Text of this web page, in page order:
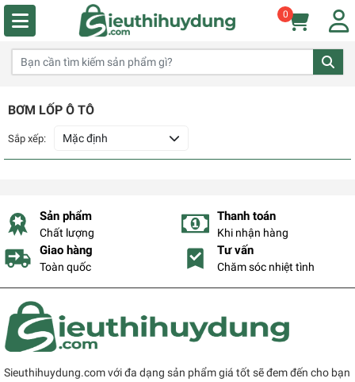
0
BƠM LỐP Ô TÔ
Sắp xếp: Mặc định
Sản phẩm
Chất lượng
Thanh toán
Khi nhận hàng
Giao hàng
Toàn quốc
Tư vấn
Chăm sóc nhiệt tình
Sieuthihuydung.com với đa dạng sản phẩm giá tốt sẽ đem đến cho bạn